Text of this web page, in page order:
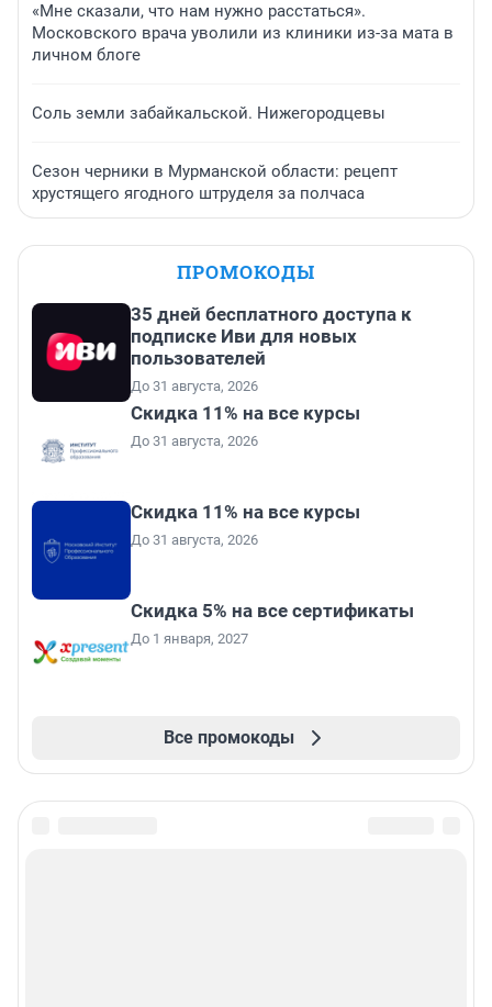
«Мне сказали, что нам нужно расстаться».
Московского врача уволили из клиники из-за мата в
личном блоге
Соль земли забайкальской. Нижегородцевы
Сезон черники в Мурманской области: рецепт
хрустящего ягодного штруделя за полчаса
ПРОМОКОДЫ
35 дней бесплатного доступа к
подписке Иви для новых
пользователей
До 31 августа, 2026
Скидка 11% на все курсы
До 31 августа, 2026
Скидка 11% на все курсы
До 31 августа, 2026
Скидка 5% на все сертификаты
До 1 января, 2027
Все промокоды